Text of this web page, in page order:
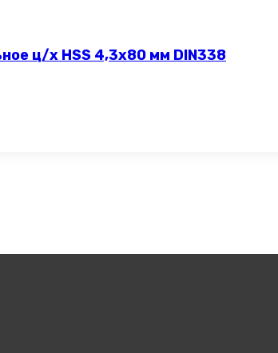
ц/х HSS 4,3х80 мм DIN338